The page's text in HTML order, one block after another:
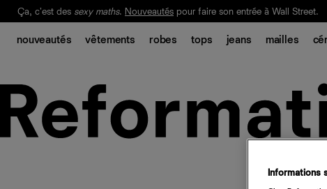
Notre Bilan Responsable 2025 est ici. Lisez-le
Ça, c'est des sexy maths. Nouveautés pour faire son entrée à Wall Street.
nouveautés vêtements robes tops jeans mailles
Informations